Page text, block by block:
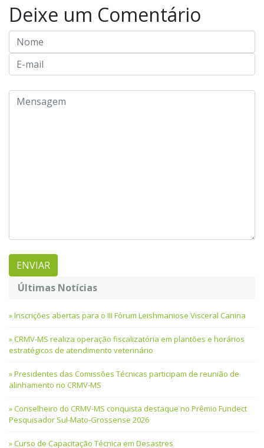
Deixe um Comentário
Últimas Notícias
Inscrições abertas para o III Fórum Leishmaniose Visceral Canina
CRMV-MS realiza operação fiscalizatória em plantões e horários
estratégicos de atendimento veterinário
Presidentes das Comissões Técnicas participam de reunião de
alinhamento no CRMV-MS
Conselheiro do CRMV-MS conquista destaque no Prêmio Fundect
Pesquisador Sul-Mato-Grossense 2026
Curso de Capacitação Técnica em Desastres